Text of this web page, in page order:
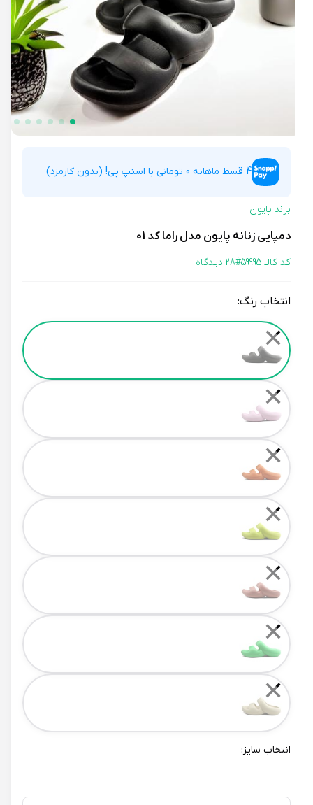
4 قسط ماهانه 0 تومانی با اسنپ پی! (بدون کارمزد)
برند پایون
دمپایی زنانه پایون مدل راما کد 01
کد کالا 59995# 28 دیدگاه
انتخاب رنگ:
Color
✕
✕
✕
✕
✕
✕
✕
انتخاب سایز: